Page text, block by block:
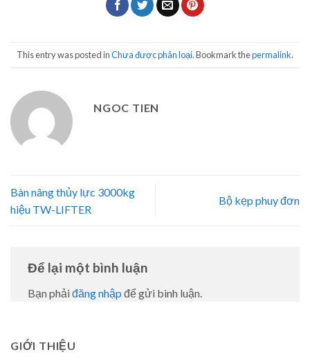
This entry was posted inChưa được phân loại. Bookmark thepermalink.
NGOC TIEN
Bàn nâng thủy lực 3000kg
hiệu TW-LIFTER
Bộ kẹp phuy đơn
Để lại một bình luận
Bạn phải đăng nhập để gửi bình luận.
GIỚI THIỆU